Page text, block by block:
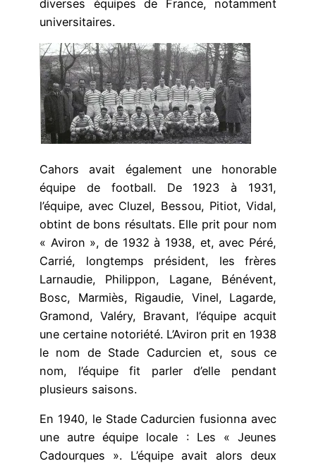
diverses équipes de France, notamment
universitaires.
Cahors avait également une honorable
équipe de football. De 1923 à 1931,
l’équipe, avec Cluzel, Bessou, Pitiot, Vidal,
obtint de bons résultats. Elle prit pour nom
« Aviron », de 1932 à 1938, et, avec Péré,
Carrié, longtemps président, les frères
Larnaudie, Philippon, Lagane, Bénévent,
Bosc, Marmiès, Rigaudie, Vinel, Lagarde,
Gramond, Valéry, Bravant, l’équipe acquit
une certaine notoriété. L’Aviron prit en 1938
le nom de Stade Cadurcien et, sous ce
nom, l’équipe fit parler d’elle pendant
plusieurs saisons.
En 1940, le Stade Cadurcien fusionna avec
une autre équipe locale : Les « Jeunes
Cadourques ». L’équipe avait alors deux